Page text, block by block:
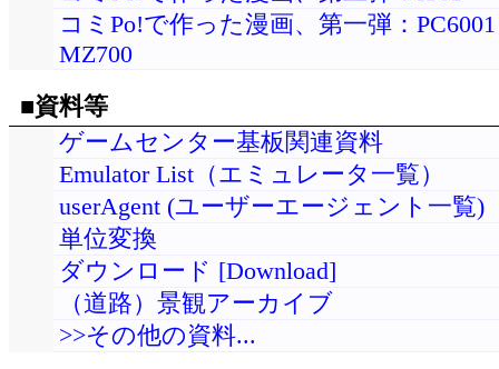
コミPo!で作った漫画、第一弾：
MZ700
■資料等
ゲームセンター基板関連資料
Emulator List（エミュレータ一覧）
userAgent (ユーザーエージェント一覧)
単位変換
ダウンロード [Download]
（道路）景観アーカイブ
>>その他の資料...